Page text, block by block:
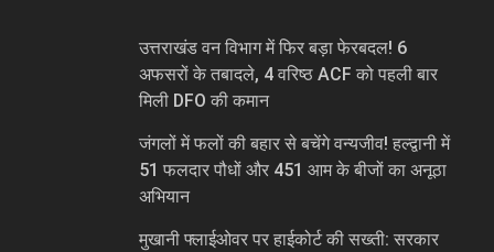
उत्तराखंड वन विभाग में फिर बड़ा फेरबदल! 6
अफसरों के तबादले, 4 वरिष्ठ ACF को पहली बार
मिली DFO की कमान
जंगलों में फलों की बहार से बचेंगे वन्यजीव! हल्द्वानी में
51 फलदार पौधों और 451 आम के बीजों का अनूठा
अभियान
मुखानी फ्लाईओवर पर हाईकोर्ट की सख्ती: सरकार